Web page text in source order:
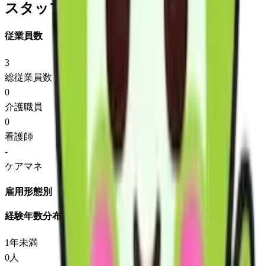
スタッフ情報
従業員数
3
総従業員数
0
介護職員
0
看護師
-
ケアマネ
雇用形態別
経験年数分布
1年未満
0人